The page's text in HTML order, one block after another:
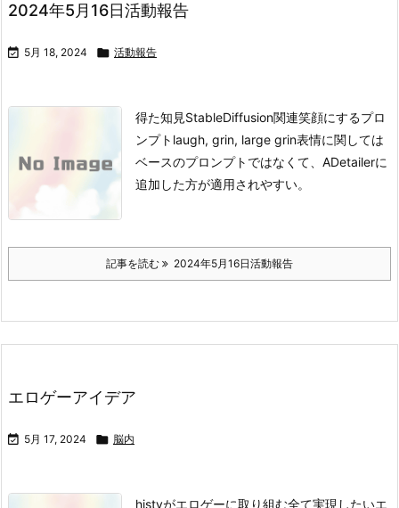
2024年5月16日活動報告
 5月 18, 2024  活動報告
得た知見StableDiffusion関連笑顔にするプロ
ンプト laugh, grin, large grin表情に関しては
ベースのプロンプトではなくて、ADetailerに
追加した方が適用されやすい。
記事を読む 2024年5月16日活動報告
エロゲーアイデア
 5月 17, 2024  脳内
histyがエロゲーに取り組む全て実現したいエ